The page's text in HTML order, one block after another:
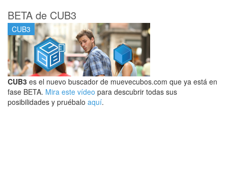
BETA de CUB3
CUB3
CUB3 es el nuevo buscador de muevecubos.com que ya está en
fase BETA. Mira este vídeo para descubrir todas sus
posibilidades y pruébalo aquí.